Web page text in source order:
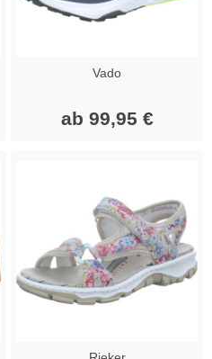
Vado
ab 99,95 €